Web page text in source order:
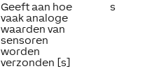
Geeft aan hoe
vaak analoge
waarden van
sensoren
worden
verzonden [s]
s